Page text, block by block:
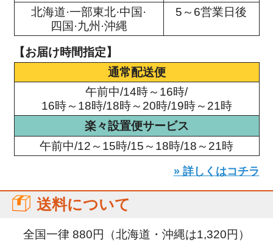
北海道·一部東北·中国·
四国·九州·沖縄
5～6営業日後
【お届け時間指定】
通常配送便
午前中/14時～16時/
16時～18時/18時～20時/19時～21時
楽々設置便サービス
午前中/12～15時/15～18時/18～21時
» 詳しくはコチラ
送料について
全国一律 880円（北海道・沖縄は1,320円）